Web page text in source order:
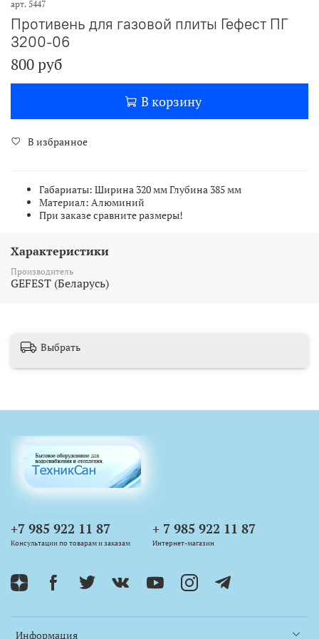
арт. 5447
Противень для газовой плиты Гефест ПГ
3200-06
800 руб
В корзину
В избранное
Габариаты: Ширина 320 мм Глубина 385 мм
Материал: Алюминий
При заказе сравните размеры!
Характеристики
Производитель
GEFEST (Беларусь)
Выбрать
Информация
+7 985 922 11 87
Консультации по товарам и заказам
+ 7 985 922 11 87
Интернет-магазин